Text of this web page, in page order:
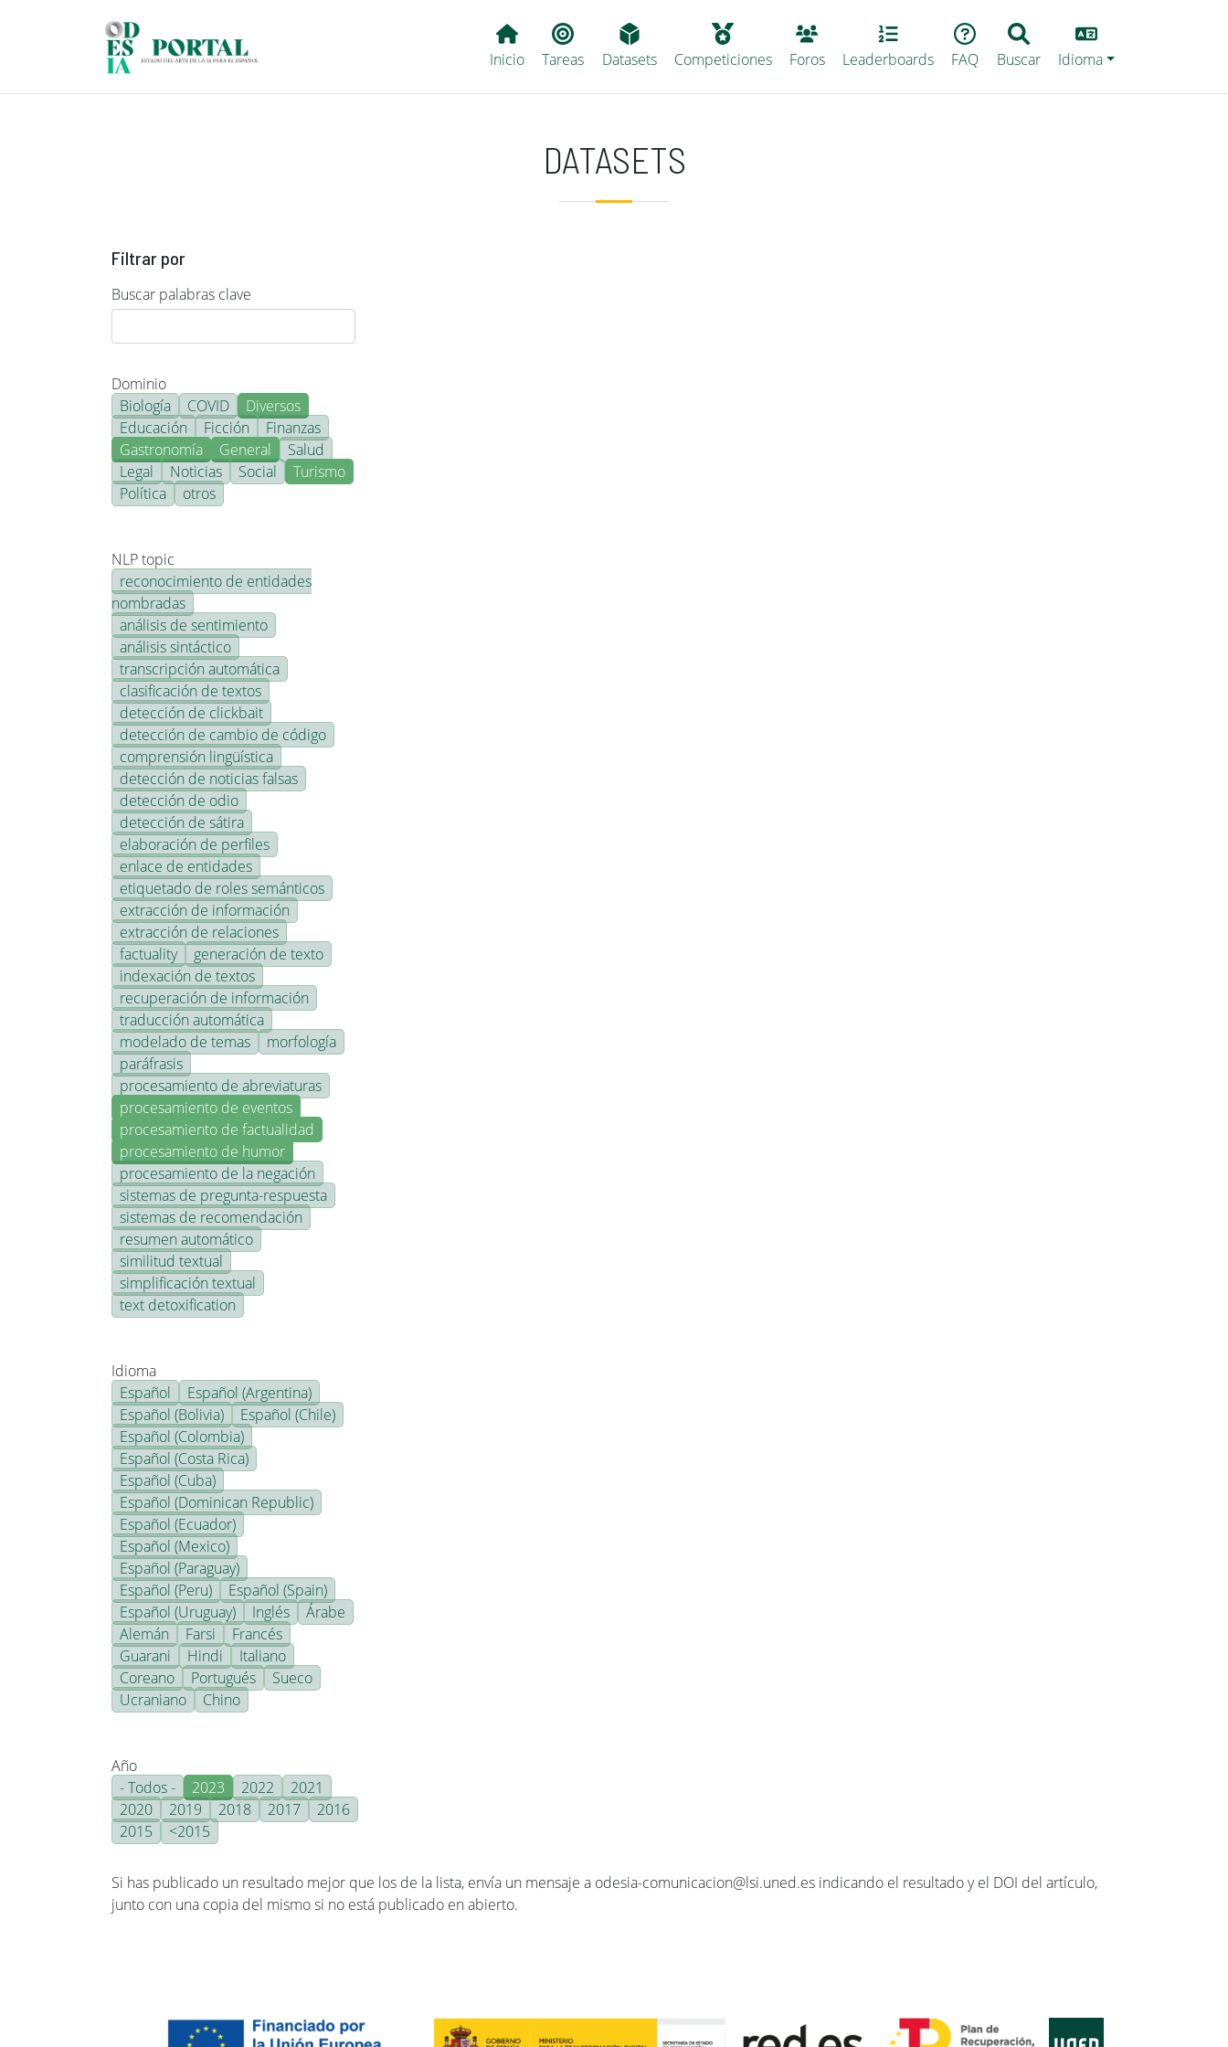
Main navigation
Inicio Tareas Datasets Competiciones Foros Leaderboards FAQ Buscar
Lang
Idioma
DATASETS
Filtrar por
Buscar palabras clave
Dominio
Biología
COVID
Diversos
Educación
Ficción
Finanzas
Gastronomía
General
Salud
Legal
Noticias Social
Turismo
Política
otros
NLP topic
reconocimiento de entidades
nombradas
análisis de sentimiento
análisis sintáctico
transcripción automática
clasificación de textos
detección de clickbait
detección de cambio de código
comprensión lingüística
detección de noticias falsas
detección de odio
detección de sátira
elaboración de perfiles
enlace de entidades
etiquetado de roles semánticos
extracción de información
extracción de relaciones
factuality
generación de texto
indexación de textos
recuperación de información
traducción automática
modelado de temas
morfología
paráfrasis
procesamiento de abreviaturas
procesamiento de eventos
procesamiento de factualidad
procesamiento de humor
procesamiento de la negación
sistemas de pregunta-respuesta
sistemas de recomendación
resumen automático
similitud textual
simplificación textual
text detoxification
Idioma
Español
Español (Argentina)
Español (Bolivia)
Español (Chile)
Español (Colombia)
Español (Costa Rica)
Español (Cuba)
Español (Dominican Republic)
Español (Ecuador)
Español (Mexico)
Español (Paraguay)
Español (Peru)
Español (Spain)
Español (Uruguay)
Inglés
Árabe
Alemán
Farsi
Francés
Guarani
Hindi
Italiano
Coreano
Portugués
Sueco
Ucraniano
Chino
Año
- Todos -
2023 2022
2021
2020
2019 2018 2017
2016
2015
<2015
Si has publicado un resultado mejor que los de la lista, envía un mensaje a odesia-comunicacion@lsi.uned.es indicando el resultado y el DOI del artículo,
junto con una copia del mismo si no está publicado en abierto.